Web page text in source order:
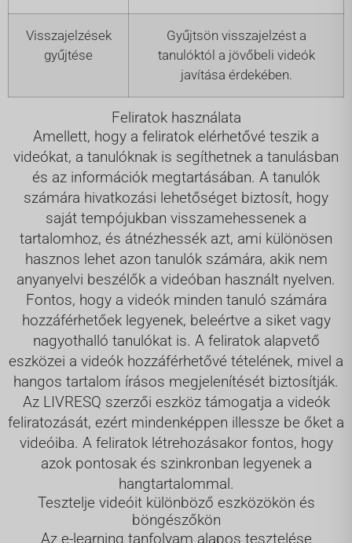
Visszajelzések
gyűjtése
Gyűjtsön visszajelzést a
tanulóktól a jövőbeli videók
javítása érdekében.
Feliratok használata
Amellett, hogy a feliratok elérhetővé teszik a
videókat, a tanulóknak is segíthetnek a tanulásban
és az információk megtartásában. A tanulók
számára hivatkozási lehetőséget biztosít, hogy
saját tempójukban visszamehessenek a
tartalomhoz, és átnézhessék azt, ami különösen
hasznos lehet azon tanulók számára, akik nem
anyanyelvi beszélők a videóban használt nyelven.
Fontos, hogy a videók minden tanuló számára
hozzáférhetőek legyenek, beleértve a siket vagy
nagyothalló tanulókat is. A feliratok alapvető
eszközei a videók hozzáférhetővé tételének, mivel a
hangos tartalom írásos megjelenítését biztosítják.
Az LIVRESQ szerzői eszköz támogatja a videók
feliratozását, ezért mindenképpen illessze be őket a
videóiba. A feliratok létrehozásakor fontos, hogy
azok pontosak és szinkronban legyenek a
hangtartalommal.
Tesztelje videóit különböző eszközökön és
böngészőkön
Az e-learning tanfolyam alapos tesztelése